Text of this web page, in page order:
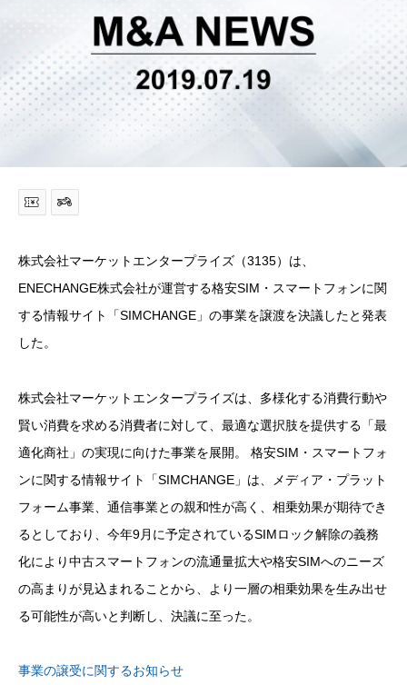
株式会社マーケットエンタープライズ（3135）は、
ENECHANGE株式会社が運営する格安SIM・スマートフォンに関
する情報サイト「SIMCHANGE」の事業を譲渡を決議したと発表
した。
株式会社マーケットエンタープライズは、多様化する消費行動や
賢い消費を求める消費者に対して、最適な選択肢を提供する「最
適化商社」の実現に向けた事業を展開。 格安SIM・スマートフォ
ンに関する情報サイト「SIMCHANGE」は、メディア・プラット
フォーム事業、通信事業との親和性が高く、相乗効果が期待でき
るとしており、今年9月に予定されているSIMロック解除の義務
化により中古スマートフォンの流通量拡大や格安SIMへのニーズ
の高まりが見込まれることから、より一層の相乗効果を生み出せ
る可能性が高いと判断し、決議に至った。
事業の譲受に関するお知らせ